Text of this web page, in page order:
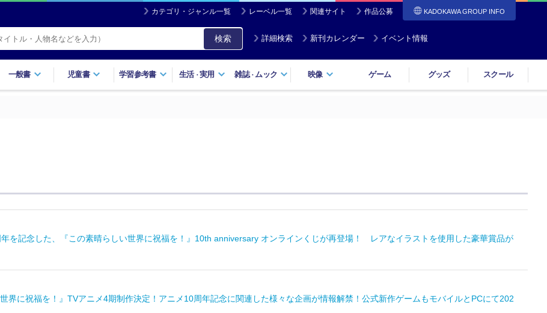
カテゴリ・ジャンル一覧 レーベル一覧 関連サイト 作品公募 KADOKAWA GROUP INFO
検索 詳細検索 新刊カレンダー イベント情報
一般書 児童書 学習参考書 生活・実用 雑誌・ ムック 映像 ゲーム グッズ スクール
を記念した、『この素晴らしい世界に祝福を！』10th anniversary オンラインくじが再登場！ レアなイラストを使用した豪華賞品が
世界に祝福を！』TVアニメ4期制作決定！アニメ10周年記念に関連した様々な企画が情報解禁！公式新作ゲームもモバイルとPCにて202